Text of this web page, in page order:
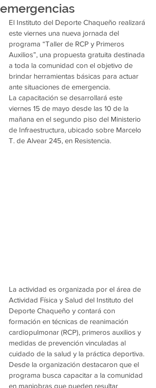
emergencias
El Instituto del Deporte Chaqueño realizará
este viernes una nueva jornada del
programa “Taller de RCP y Primeros
Auxilios”, una propuesta gratuita destinada
a toda la comunidad con el objetivo de
brindar herramientas básicas para actuar
ante situaciones de emergencia.
La capacitación se desarrollará este
viernes 15 de mayo desde las 10 de la
mañana en el segundo piso del Ministerio
de Infraestructura, ubicado sobre Marcelo
T. de Alvear 245, en Resistencia.
La actividad es organizada por el área de
Actividad Física y Salud del Instituto del
Deporte Chaqueño y contará con
formación en técnicas de reanimación
cardiopulmonar (RCP), primeros auxilios y
medidas de prevención vinculadas al
cuidado de la salud y la práctica deportiva.
Desde la organización destacaron que el
programa busca capacitar a la comunidad
en maniobras que pueden resultar